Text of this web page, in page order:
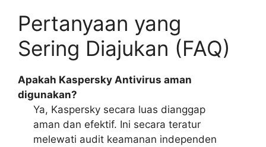
Pertanyaan yang
Sering Diajukan (FAQ)
Apakah Kaspersky Antivirus aman
digunakan?
Ya, Kaspersky secara luas dianggap
aman dan efektif. Ini secara teratur
melewati audit keamanan independen